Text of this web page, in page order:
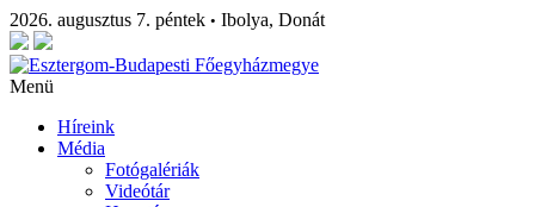
2026. augusztus 7. péntek • Ibolya, Donát
Menü
Híreink
Média
Fotógalériák
Videótár